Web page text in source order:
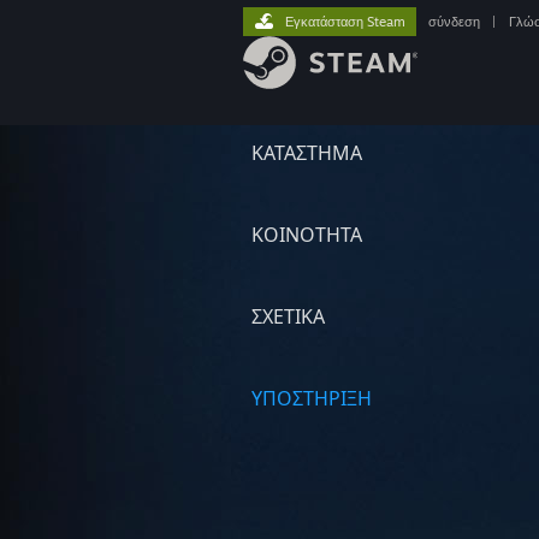
ΚΑΤΑΣΤΗΜΑ
ΚΟΙΝΟΤΗΤΑ
ΣΧΕΤΙΚΆ
ΥΠΟΣΤΗΡΙΞΗ
Εγκατάσταση Steam σύνδεση